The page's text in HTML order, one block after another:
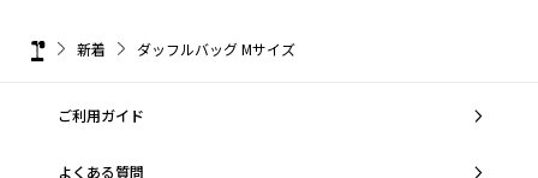
新着 ダッフルバッグ Mサイズ
ご利用ガイド
よくある質問